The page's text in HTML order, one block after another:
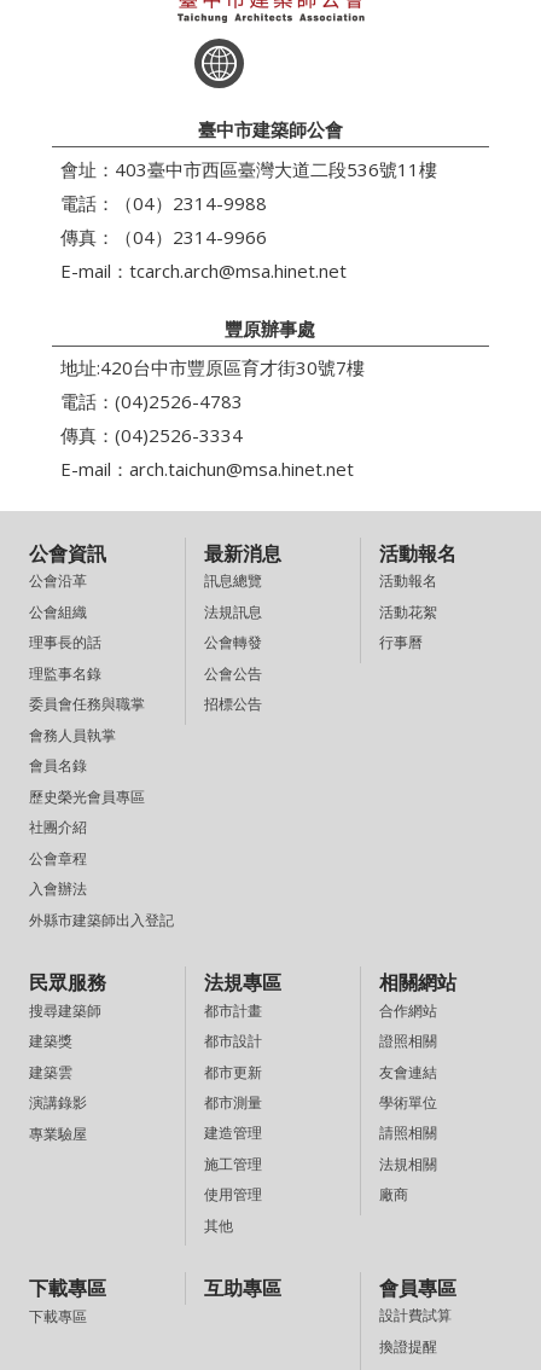
臺中市建築師公會
會址：403臺中市西區臺灣大道二段536號11樓
電話：（04）2314-9988
傳真：（04）2314-9966
E-mail： tcarch.arch@msa.hinet.net
豐原辦事處
地址:420台中市豐原區育才街30號7樓
電話：(04)2526-4783
傳真：(04)2526-3334
E-mail： arch.taichun@msa.hinet.net
公會資訊
公會沿革
公會組織
理事長的話
理監事名錄
委員會任務與職掌
會務人員執掌
會員名錄
歷史榮光會員專區
社團介紹
公會章程
入會辦法
外縣市建築師出入登記
最新消息
訊息總覽
法規訊息
公會轉發
公會公告
招標公告
活動報名
活動報名
活動花絮
行事曆
民眾服務
搜尋建築師
建築獎
建築雲
演講錄影
專業驗屋
法規專區
都市計畫
都市設計
都市更新
都市測量
建造管理
施工管理
使用管理
其他
相關網站
合作網站
證照相關
友會連結
學術單位
請照相關
法規相關
廠商
下載專區
下載專區
互助專區 會員專區
設計費試算
換證提醒